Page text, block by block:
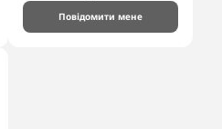
Повідомити мене